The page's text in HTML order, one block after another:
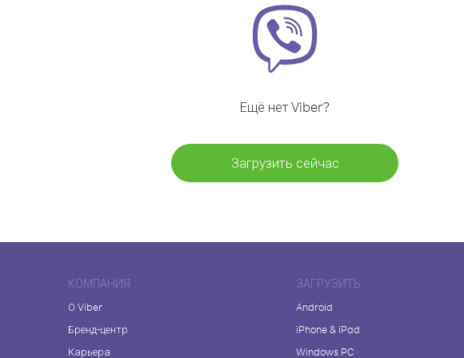
Ещё нет Viber?
Загрузить сейчас
КОМПАНИЯ
О Viber
Бренд-центр
Карьера
ЗАГРУЗИТЬ
Android
iPhone & iPad
Windows PC